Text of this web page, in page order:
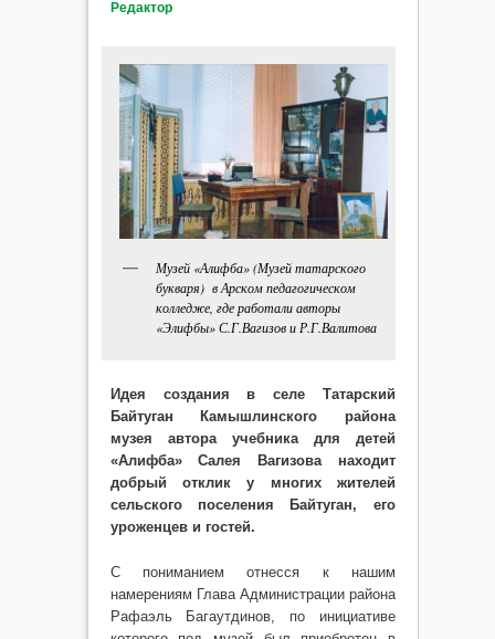
Редактор
Музей «Алифба» (Музей татарского
букваря) в Арском педагогическом
колледже, где работали авторы
«Элифбы» С.Г.Вагизов и Р.Г.Валитова
Идея создания в селе Татарский
Байтуган Камышлинского района
музея автора учебника для детей
«Алифба» Салея Вагизова находит
добрый отклик у многих жителей
сельского поселения Байтуган, его
уроженцев и гостей.
С пониманием отнесся к нашим
намерениям Глава Администрации района
Рафаэль Багаутдинов, по инициативе